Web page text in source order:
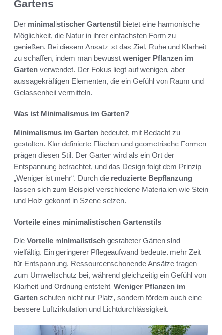
Gartens
Der minimalistischer Gartenstil bietet eine harmonische
Möglichkeit, die Natur in ihrer einfachsten Form zu
genießen. Bei diesem Ansatz ist das Ziel, Ruhe und Klarheit
zu schaffen, indem man bewusst weniger Pflanzen im
Garten verwendet. Der Fokus liegt auf wenigen, aber
aussagekräftigen Elementen, die ein Gefühl von Raum und
Gelassenheit vermitteln.
Was ist Minimalismus im Garten?
Minimalismus im Garten bedeutet, mit Bedacht zu
gestalten. Klar definierte Flächen und geometrische Formen
prägen diesen Stil. Der Garten wird als ein Ort der
Entspannung betrachtet, und das Design folgt dem Prinzip
„Weniger ist mehr“. Durch die reduzierte Bepflanzung
lassen sich zum Beispiel verschiedene Materialien wie Stein
und Holz gekonnt in Szene setzen.
Vorteile eines minimalistischen Gartenstils
Die Vorteile minimalistisch gestalteter Gärten sind
vielfältig. Ein geringerer Pflegeaufwand bedeutet mehr Zeit
für Entspannung. Ressourcenschonende Ansätze tragen
zum Umweltschutz bei, während gleichzeitig ein Gefühl von
Klarheit und Ordnung entsteht. Weniger Pflanzen im
Garten schufen nicht nur Platz, sondern fördern auch eine
bessere Luftzirkulation und Lichtdurchlässigkeit.